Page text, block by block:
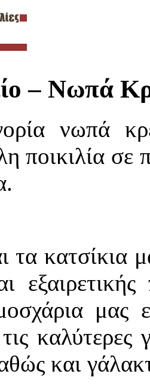
– Νωπά
νωπά
ποικιλία σε
τα κατσίκια
μας
καλύτερες
και